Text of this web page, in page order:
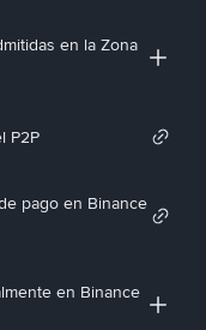
en la Zona
P2P
pago en Binance
en Binance